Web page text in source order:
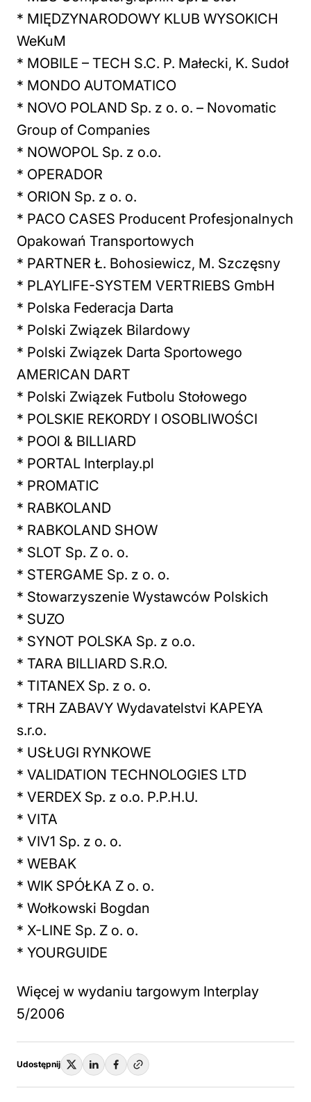
* MIĘDZYNARODOWY KLUB WYSOKICH
WeKuM
* MOBILE – TECH S.C. P. Małecki, K. Sudoł
* MONDO AUTOMATICO
* NOVO POLAND Sp. z o. o. – Novomatic
Group of Companies
* NOWOPOL Sp. z o.o.
* OPERADOR
* ORION Sp. z o. o.
* PACO CASES Producent Profesjonalnych
Opakowań Transportowych
* PARTNER Ł. Bohosiewicz, M. Szczęsny
* PLAYLIFE-SYSTEM VERTRIEBS GmbH
* Polska Federacja Darta
* Polski Związek Bilardowy
* Polski Związek Darta Sportowego
AMERICAN DART
* Polski Związek Futbolu Stołowego
* POLSKIE REKORDY I OSOBLIWOŚCI
* POOl & BILLIARD
* PORTAL Interplay.pl
* PROMATIC
* RABKOLAND
* RABKOLAND SHOW
* SLOT Sp. Z o. o.
* STERGAME Sp. z o. o.
* Stowarzyszenie Wystawców Polskich
* SUZO
* SYNOT POLSKA Sp. z o.o.
* TARA BILLIARD S.R.O.
* TITANEX Sp. z o. o.
* TRH ZABAVY Wydavatelstvi KAPEYA
s.r.o.
* USŁUGI RYNKOWE
* VALIDATION TECHNOLOGIES LTD
* VERDEX Sp. z o.o. P.P.H.U.
* VITA
* VIV1 Sp. z o. o.
* WEBAK
* WIK SPÓŁKA Z o. o.
* Wołkowski Bogdan
* X-LINE Sp. Z o. o.
* YOURGUIDE
Więcej w wydaniu targowym Interplay
5/2006
Udostępnij